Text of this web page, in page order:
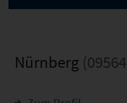
Nürnberg